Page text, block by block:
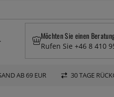
Möchten Sie einen
Rufen Sie +46 8 410
AB 69 EUR 30 TAGE